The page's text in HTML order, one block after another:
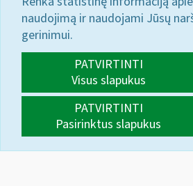
naudojimą ir naudojami Jūsų
gerinimui.
PATVIRTINTI
Visus slapukus
PATVIRTINTI
Pasirinktus slapukus